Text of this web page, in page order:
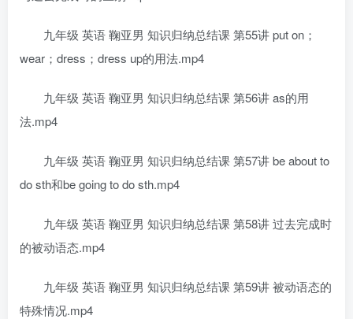
九年级 英语 鞠亚男 知识归纳总结课 第55讲 put on；
wear；dress；dress up的用法.mp4
九年级 英语 鞠亚男 知识归纳总结课 第56讲 as的用
法.mp4
九年级 英语 鞠亚男 知识归纳总结课 第57讲 be about to
do sth和be going to do sth.mp4
九年级 英语 鞠亚男 知识归纳总结课 第58讲 过去完成时
的被动语态.mp4
九年级 英语 鞠亚男 知识归纳总结课 第59讲 被动语态的
特殊情况.mp4